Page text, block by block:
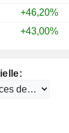
+46,20%
+43,00%